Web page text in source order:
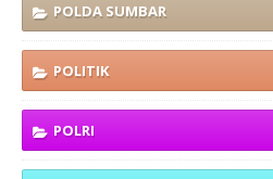
POLDA SUMBAR
POLITIK
POLRI